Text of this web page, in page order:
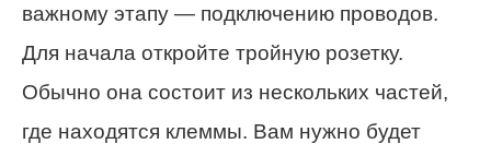
важному этапу — подключению проводов.
Для начала откройте тройную розетку.
Обычно она состоит из нескольких частей,
где находятся клеммы. Вам нужно будет